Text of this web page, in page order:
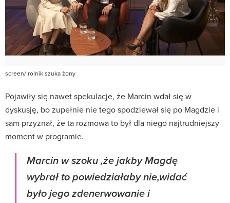
screen/ rolnik szuka żony
Pojawiły się nawet spekulacje, że Marcin wdał się w
dyskusję, bo zupełnie nie tego spodziewał się po Magdzie i
sam przyznał, że ta rozmowa to był dla niego najtrudniejszy
moment w programie.
Marcin w szoku ,że jakby Magdę
wybrał to powiedziałaby nie,widać
było jego zdenerwowanie i